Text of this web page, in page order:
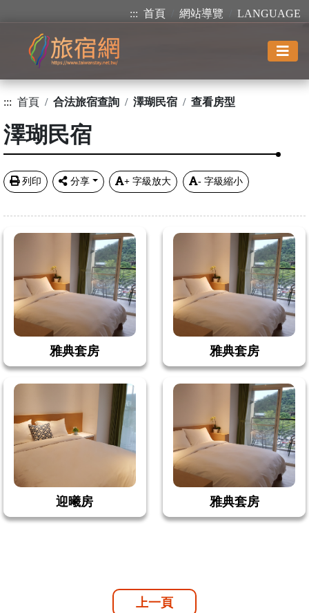
::: 首頁 網站導覽 LANGUAGE
::: 首頁 合法旅宿查詢 澤瑚民宿 查看房型
澤瑚民宿
列印 分享 + 字級放大 - 字級縮小
雅典套房 雅典套房
迎曦房 雅典套房
上一頁